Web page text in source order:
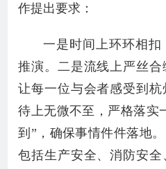
作提出要求：
一是时间上环环相扣
推演。二是流线上严丝合
让每一位与会者感受到
待上无微不至，严格落实
到”，确保事情件件落地
包括生产安全、消防安